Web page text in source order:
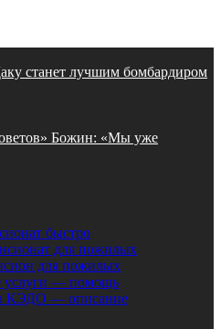
станет лучшим бомбардиром
Божин: «Мы уже
быстро
для пожилых
для пожилых
услуги — помощь
КЭДО — описание